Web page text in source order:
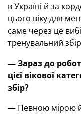
в Україні й за
цього віку для
саме через це
тренувальний
— Зараз до
цієї вікової
збір?
— Певною мірою